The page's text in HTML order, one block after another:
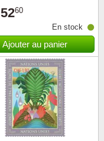
5260
En stock
Ajouter au panier